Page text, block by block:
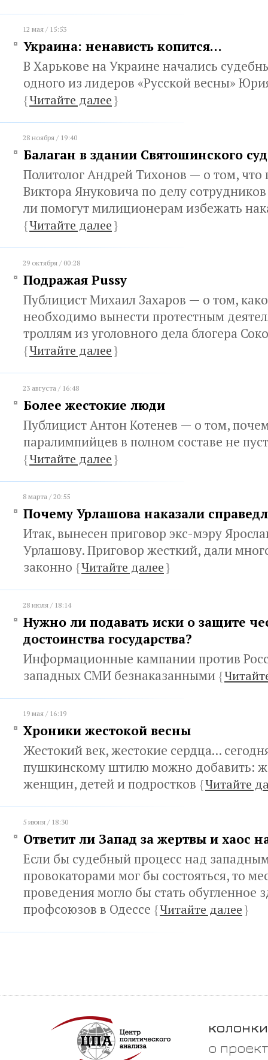
12 мая / 15:53
Украина: ненависть копится…
В Харькове на Украине начались
одного из лидеров «Русской весны»
{Читайте далее}
28 ноября / 19:40
Балаган в здании Святошинского
Политолог Андрей Тихонов — о том, что
Виктора Януковича по делу
ли помогут милиционерам избежать
{Читайте далее}
29 октября / 00:28
Подражая Pussy
Публицист Михаил Захаров — о том,
необходимо вынести протестным
троллям из уголовного дела блогера
{Читайте далее}
23 августа / 16:48
Более жестокие люди
Публицист Антон Котенев — о том,
паралимпийцев в полном составе не
{Читайте далее}
8 марта / 20:55
Почему Урлашова наказали
Итак, вынесен приговор экс-мэру
Урлашову. Приговор жесткий, дали
законно {Читайте далее}
28 июля / 18:14
Нужно ли подавать иски о защите
достоинства государства?
Информационные кампании против
западных СМИ безнаказанными {
19 мая / 16:19
Хроники жестокой весны
Жестокий век, жестокие сердца...
пушкинскому штилю можно добавить:
женщин, детей и подростков {Читайте
5 июня / 18:30
Ответит ли Запад за жертвы и хаос
Если бы судебный процесс над
провокаторами мог бы состояться, то
проведения могло бы стать обугленное
профсоюзов в Одессе {Читайте далее}
колонки
о